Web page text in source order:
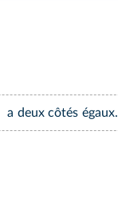
a deux côtés égaux.